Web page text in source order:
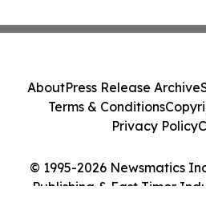
© 1995-2026 Newsmatics
Publishing & East Timor
AboutPress Release Archive
Terms & Conditions
Privacy Policy